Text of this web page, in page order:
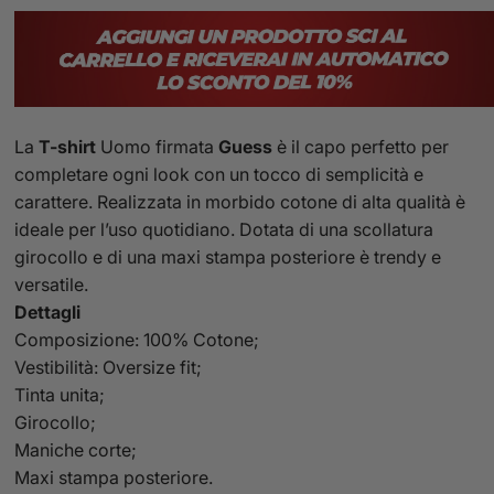
La T-shirt Uomo firmata Guessè il capo perfetto per
completare ogni look con un tocco di semplicità e
carattere. Realizzata in morbido cotone di alta qualità è
ideale per l’uso quotidiano. Dotata di una scollatura
girocollo e di una maxi stampa posteriore è trendy e
versatile.
Dettagli
Composizione: 100% Cotone;
Vestibilità: Oversize fit;
Tinta unita;
Girocollo;
Maniche corte;
Maxi stampa posteriore.